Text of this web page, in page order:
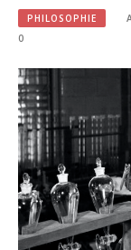
PHILOSOPHIE
0